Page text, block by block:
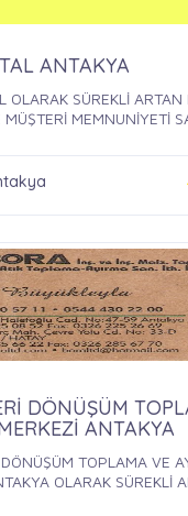
ANTAKYA
MÜŞTERİ MEMNUNİYETİ
DÖNÜŞÜM
ANTAKYA
TOPLAMA VE
OLARAK SÜREKLİ